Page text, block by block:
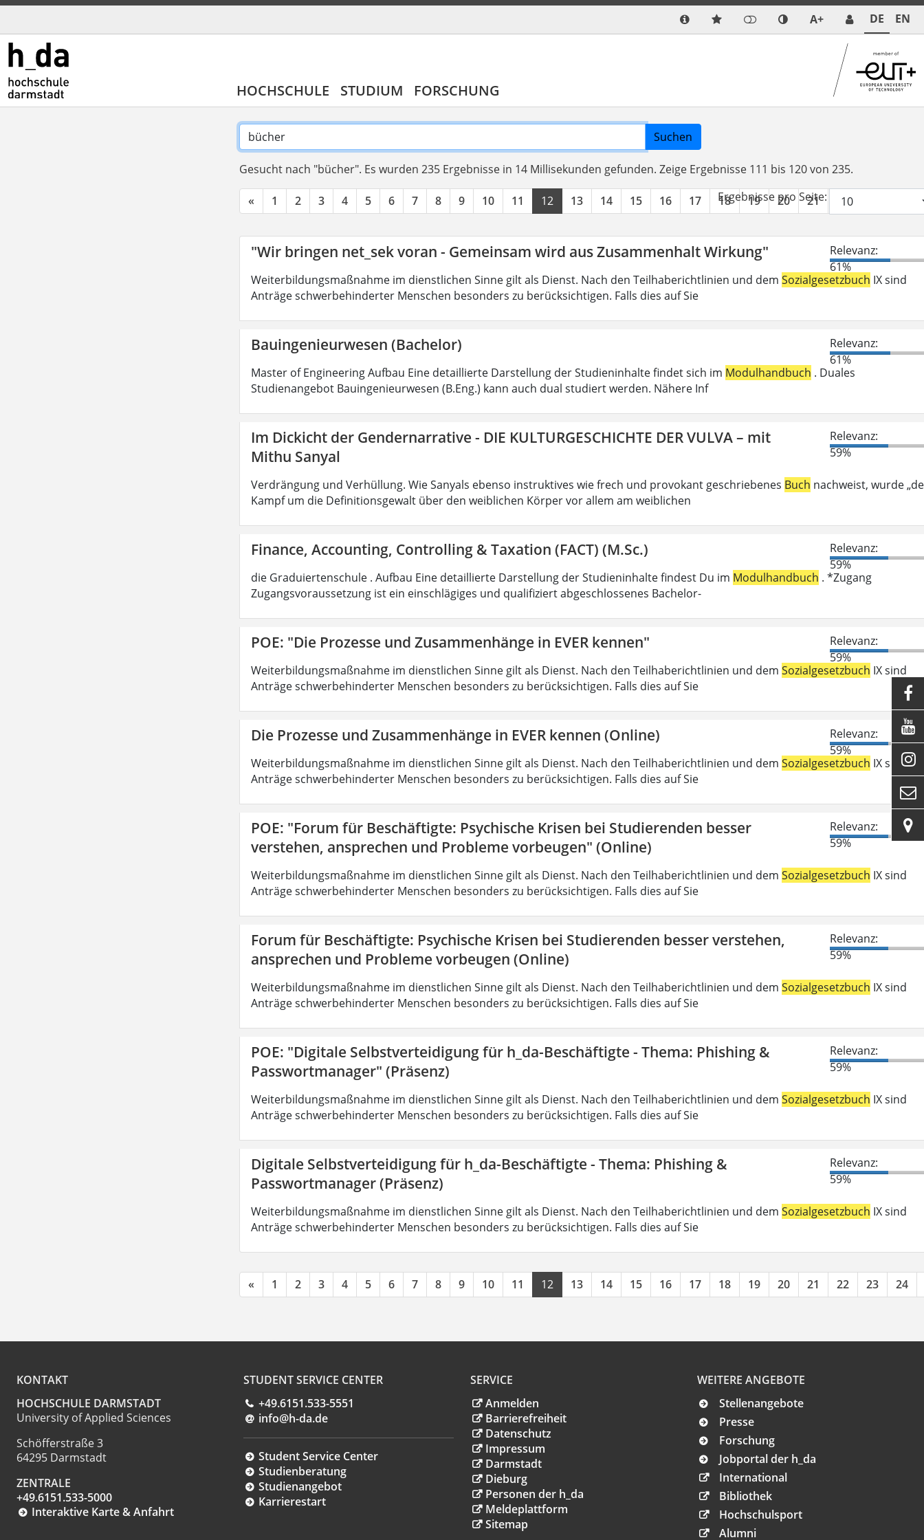
A+ DE EN
HOCHSCHULE STUDIUM FORSCHUNG
Suchen
Gesucht nach "bücher". Es wurden 235 Ergebnisse in 14 Millisekunden gefunden. Zeige Ergebnisse 111 bis 120 von 235.
« 1 2 3 4 5 6 7 8 9 10 11 12 13 14 15 16 17 18 19 20 21 22
Ergebnisse pro Seite:
"Wir bringen net_sek voran - Gemeinsam wird aus Zusammenhalt Wirkung"
Relevanz:
61%
Weiterbildungsmaßnahme im dienstlichen Sinne gilt als Dienst. Nach den Teilhaberichtlinien und dem Sozialgesetzbuch IX sind
Anträge schwerbehinderter Menschen besonders zu berücksichtigen. Falls dies auf Sie
Bauingenieurwesen (Bachelor)
Relevanz:
61%
Master of Engineering Aufbau Eine detaillierte Darstellung der Studieninhalte findet sich im Modulhandbuch . Duales
Studienangebot Bauingenieurwesen (B.Eng.) kann auch dual studiert werden. Nähere Inf
Im Dickicht der Gendernarrative - DIE KULTURGESCHICHTE DER VULVA – mit
Mithu Sanyal
Relevanz:
59%
Verdrängung und Verhüllung. Wie Sanyals ebenso instruktives wie frech und provokant geschriebenes Buch nachweist, wurde
Kampf um die Definitionsgewalt über den weiblichen Körper vor allem am weiblichen
Finance, Accounting, Controlling & Taxation (FACT) (M.Sc.)
Relevanz:
59%
die Graduiertenschule . Aufbau Eine detaillierte Darstellung der Studieninhalte findest Du im Modulhandbuch . *Zugang
Zugangsvoraussetzung ist ein einschlägiges und qualifiziert abgeschlossenes Bachelor-
POE: "Die Prozesse und Zusammenhänge in EVER kennen"
Relevanz:
59%
Weiterbildungsmaßnahme im dienstlichen Sinne gilt als Dienst. Nach den Teilhaberichtlinien und dem Sozialgesetzbuch IX sind
Anträge schwerbehinderter Menschen besonders zu berücksichtigen. Falls dies auf Sie
Die Prozesse und Zusammenhänge in EVER kennen (Online)
Relevanz:
59%
Weiterbildungsmaßnahme im dienstlichen Sinne gilt als Dienst. Nach den Teilhaberichtlinien und dem Sozialgesetzbuch IX sind
Anträge schwerbehinderter Menschen besonders zu berücksichtigen. Falls dies auf Sie
POE: "Forum für Beschäftigte: Psychische Krisen bei Studierenden besser
verstehen, ansprechen und Probleme vorbeugen" (Online)
Relevanz:
59%
Weiterbildungsmaßnahme im dienstlichen Sinne gilt als Dienst. Nach den Teilhaberichtlinien und dem Sozialgesetzbuch IX sind
Anträge schwerbehinderter Menschen besonders zu berücksichtigen. Falls dies auf Sie
Forum für Beschäftigte: Psychische Krisen bei Studierenden besser verstehen,
ansprechen und Probleme vorbeugen (Online)
Relevanz:
59%
Weiterbildungsmaßnahme im dienstlichen Sinne gilt als Dienst. Nach den Teilhaberichtlinien und dem Sozialgesetzbuch IX sind
Anträge schwerbehinderter Menschen besonders zu berücksichtigen. Falls dies auf Sie
POE: "Digitale Selbstverteidigung für h_da-Beschäftigte - Thema: Phishing &
Passwortmanager" (Präsenz)
Relevanz:
59%
Weiterbildungsmaßnahme im dienstlichen Sinne gilt als Dienst. Nach den Teilhaberichtlinien und dem Sozialgesetzbuch IX sind
Anträge schwerbehinderter Menschen besonders zu berücksichtigen. Falls dies auf Sie
Digitale Selbstverteidigung für h_da-Beschäftigte - Thema: Phishing &
Passwortmanager (Präsenz)
Relevanz:
59%
Weiterbildungsmaßnahme im dienstlichen Sinne gilt als Dienst. Nach den Teilhaberichtlinien und dem Sozialgesetzbuch IX sind
Anträge schwerbehinderter Menschen besonders zu berücksichtigen. Falls dies auf Sie
« 1 2 3 4 5 6 7 8 9 10 11 12 13 14 15 16 17 18 19 20 21 22 23 24
KONTAKT
HOCHSCHULE DARMSTADT
University of Applied Sciences
Schöfferstraße 3
64295 Darmstadt
ZENTRALE
+49.6151.533-5000
Interaktive Karte & Anfahrt
STUDENT SERVICE CENTER
+49.6151.533-5551
info@h-da.de
Student Service Center
Studienberatung
Studienangebot
Karrierestart
SERVICE
Anmelden
Barrierefreiheit
Datenschutz
Impressum
Darmstadt
Dieburg
Personen der h_da
Meldeplattform
Sitemap
WEITERE ANGEBOTE
Stellenangebote
Presse
Forschung
Jobportal der h_da
International
Bibliothek
Hochschulsport
Alumni




